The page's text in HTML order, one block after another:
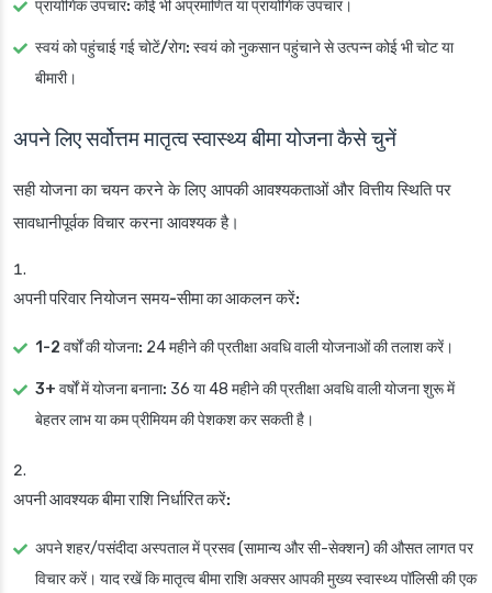
प्रायोगिक उपचार: कोई भी अप्रमाणित या प्रायोगिक उपचार।
स्वयं को पहुंचाई गई चोटें/रोग: स्वयं को नुकसान पहुंचाने से उत्पन्न कोई भी चोट या
बीमारी।
अपने लिए सर्वोत्तम मातृत्व स्वास्थ्य बीमा योजना कैसे चुनें
सही योजना का चयन करने के लिए आपकी आवश्यकताओं और वित्तीय स्थिति पर
सावधानीपूर्वक विचार करना आवश्यक है।
अपनी परिवार नियोजन समय-सीमा का आकलन करें:
1-2 वर्षों की योजना: 24 महीने की प्रतीक्षा अवधि वाली योजनाओं की तलाश करें।
3+ वर्षों में योजना बनाना: 36 या 48 महीने की प्रतीक्षा अवधि वाली योजना शुरू में
बेहतर लाभ या कम प्रीमियम की पेशकश कर सकती है।
अपनी आवश्यक बीमा राशि निर्धारित करें:
अपने शहर/पसंदीदा अस्पताल में प्रसव (सामान्य और सी-सेक्शन) की औसत लागत पर
विचार करें। याद रखें कि मातृत्व बीमा राशि अक्सर आपकी मुख्य स्वास्थ्य पॉलिसी की एक